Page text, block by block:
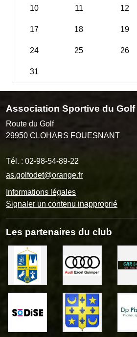
10 11 12
17 18 19
24 25 26
31
Association Sportive du Golf
Route du Golf
29950 CLOHARS FOUESNANT
Tél. : 02-98-54-89-22
as.golfodet@orange.fr
Informations légales
Signaler un contenu inapproprié
Les partenaires du club